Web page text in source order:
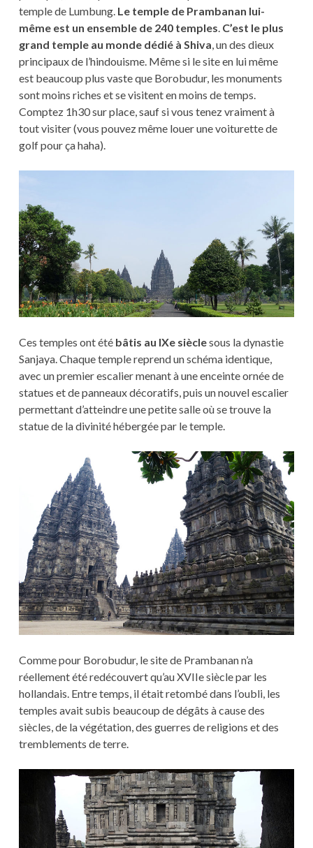
temple de Lumbung. Le temple de Prambanan lui-
même est un ensemble de 240 temples C’est le plus
grand temple au monde dédié à Shiva , un des dieux
principaux de l’hindouisme. Même si le site en lui même
est beaucoup plus vaste que Borobudur, les monuments
sont moins riches et se visitent en moins de temps.
Comptez 1h30 sur place, sauf si vous tenez vraiment à
tout visiter (vous pouvez même louer une voiturette de
golf pour ça haha).
Ces temples ont été bâtis au IXe sièclesous la dynastie
Sanjaya. Chaque temple reprend un schéma identique,
avec un premier escalier menant à une enceinte ornée de
statues et de panneaux décoratifs, puis un nouvel escalier
permettant d’atteindre une petite salle où se trouve la
statue de la divinité hébergée par le temple.
Comme pour Borobudur, le site de Prambanan n’a
réellement été redécouvert qu’au XVIIe siècle par les
hollandais. Entre temps, il était retombé dans l’oubli, les
temples avait subis beaucoup de dégâts à cause des
siècles, de la végétation, des guerres de religions et des
tremblements de terre.